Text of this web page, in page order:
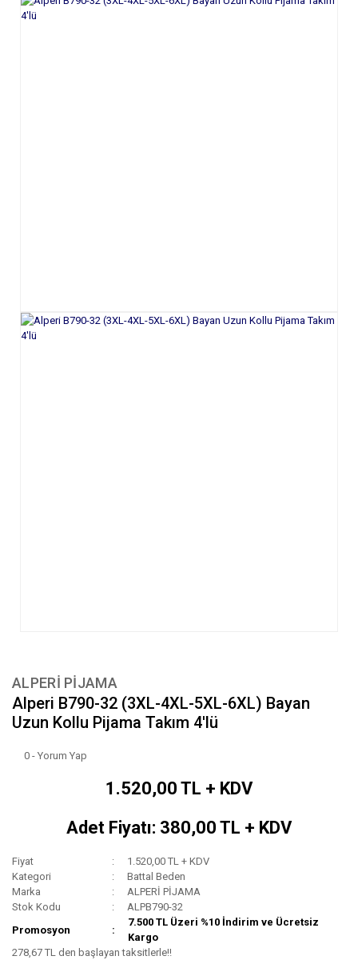
ALPERİ PİJAMA
Alperi B790-32 (3XL-4XL-5XL-6XL) Bayan
Uzun Kollu Pijama Takım 4'lü
0 - Yorum Yap
1.520,00 TL + KDV
Adet Fiyatı: 380,00 TL + KDV
Fiyat
1.520,00 TL + KDV
Kategori
Battal Beden
Marka
ALPERİ PİJAMA
Stok Kodu
ALPB790-32
Promosyon
7.500 TL Üzeri %10 İndirim ve Ücretsiz
Kargo
278,67 TL den başlayan taksitlerle!!